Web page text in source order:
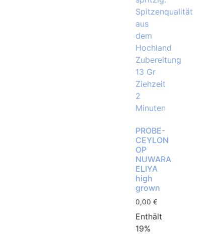
PROBE-
CEYLON
OP
NUWARA
ELIYA
high
grown
0,00 €
Enthält
19%